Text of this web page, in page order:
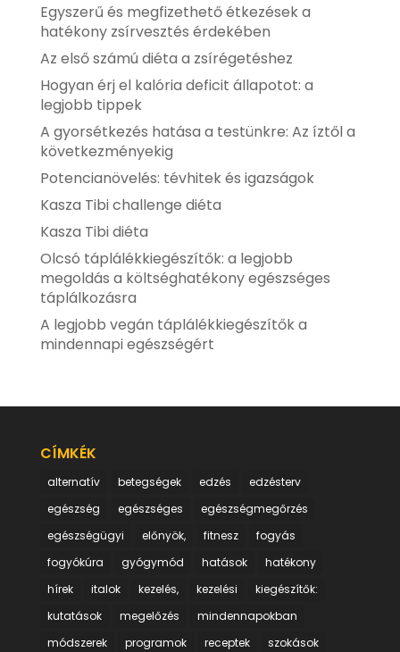
Egyszerű és megfizethető étkezések a
hatékony zsírvesztés érdekében
Az első számú diéta a zsírégetéshez
Hogyan érj el kalória deficit állapotot: a
legjobb tippek
A gyorsétkezés hatása a testünkre: Az íztől a
következményekig
Potencianövelés: tévhitek és igazságok
Kasza Tibi challenge diéta
Kasza Tibi diéta
Olcsó táplálékkiegészítők: a legjobb
megoldás a költséghatékony egészséges
táplálkozásra
A legjobb vegán táplálékkiegészítők a
mindennapi egészségért
CÍMKÉK
alternatív betegségek edzés
edzésterv
egészség
egészséges
egészségmegőrzés
egészségügyi
előnyök, fitnesz
fogyás
fogyókúra
gyógymód hatások
hatékony
hírek
italok kezelés, kezelési
kiegészítők:
kutatások
megelőzés
mindennapokban
módszerek
programok receptek
szokások